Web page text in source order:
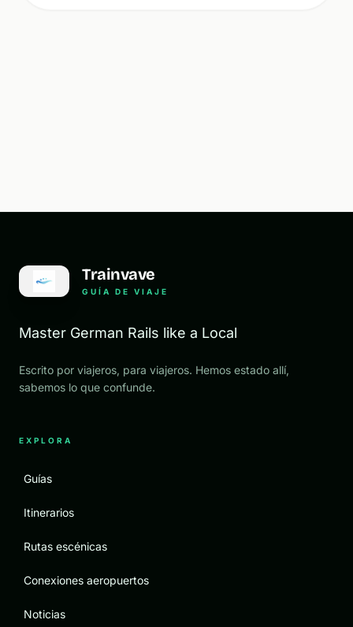
Trainvave
GUÍA DE VIAJE
Master German Rails like a Local
Escrito por viajeros, para viajeros. Hemos estado allí,
sabemos lo que confunde.
EXPLORA
Guías
Itinerarios
Rutas escénicas
Conexiones aeropuertos
Noticias